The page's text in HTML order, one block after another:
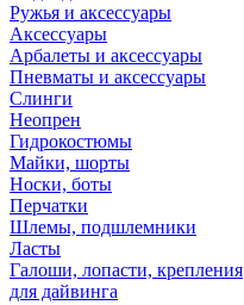
Ружья и аксессуары
Аксессуары
Арбалеты и аксессуары
Пневматы и аксессуары
Слинги
Неопрен
Гидрокостюмы
Майки, шорты
Носки, боты
Перчатки
Шлемы, подшлемники
Ласты
Галоши, лопасти, крепления
для дайвинга